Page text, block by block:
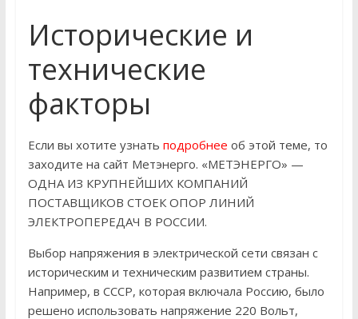
Исторические и
технические
факторы
Если вы хотите узнать подробнее об этой теме, то
заходите на сайт Метэнерго. «МЕТЭНЕРГО» —
ОДНА ИЗ КРУПНЕЙШИХ КОМПАНИЙ
ПОСТАВЩИКОВ СТОЕК ОПОР ЛИНИЙ
ЭЛЕКТРОПЕРЕДАЧ В РОССИИ.
Выбор напряжения в электрической сети связан с
историческим и техническим развитием страны.
Например, в СССР, которая включала Россию, было
решено использовать напряжение 220 Вольт,